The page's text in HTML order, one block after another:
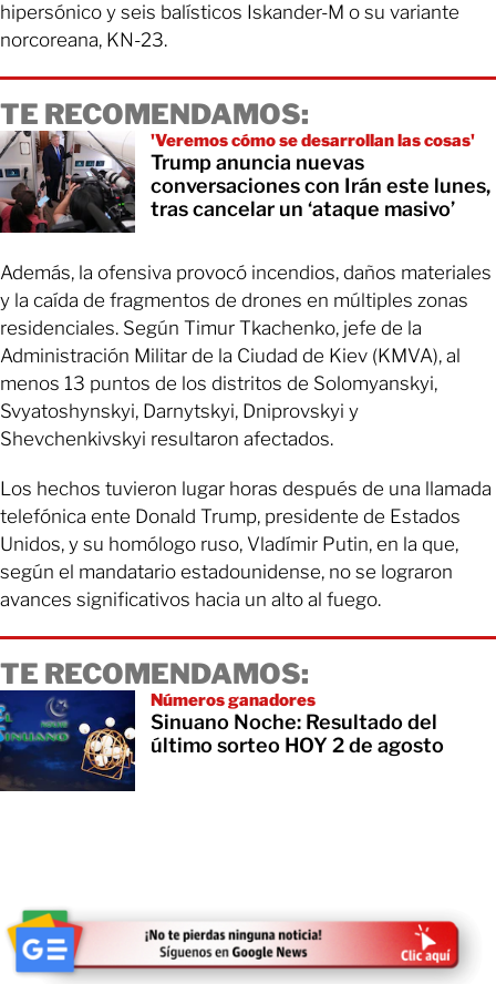
hipersónico y seis balísticos Iskander-M o su variante
norcoreana, KN-23.
TE RECOMENDAMOS:
'Veremos cómo se desarrollan las cosas'
Trump anuncia nuevas
conversaciones con Irán este lunes,
tras cancelar un ‘ataque masivo’
Además, la ofensiva provocó incendios, daños materiales
y la caída de fragmentos de drones en múltiples zonas
residenciales. Según Timur Tkachenko, jefe de la
Administración Militar de la Ciudad de Kiev (KMVA), al
menos 13 puntos de los distritos de Solomyanskyi,
Svyatoshynskyi, Darnytskyi, Dniprovskyi y
Shevchenkivskyi resultaron afectados.
Los hechos tuvieron lugar horas después de una llamada
telefónica ente Donald Trump, presidente de Estados
Unidos, y su homólogo ruso, Vladímir Putin, en la que,
según el mandatario estadounidense, no se lograron
avances significativos hacia un alto al fuego.
TE RECOMENDAMOS:
Números ganadores
Sinuano Noche: Resultado del
último sorteo HOY 2 de agosto